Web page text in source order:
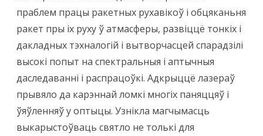
праблем працы ракетных рухавікоў і обцяканьня
ракет пры іх руху ў атмасферы, развіццё тонкіх і
дакладных тэхналогій і вытворчасцей спарадзілі
высокі попыт на спектральныя і аптычныя
даследаванні і распрацоўкі. Адкрыццё лазераў
прывяло да карэннай ломкі многіх паняццяў і
ўяўленняў у оптыцы. Узнікла магчымасць
выкарыстоўваць святло не толькі для